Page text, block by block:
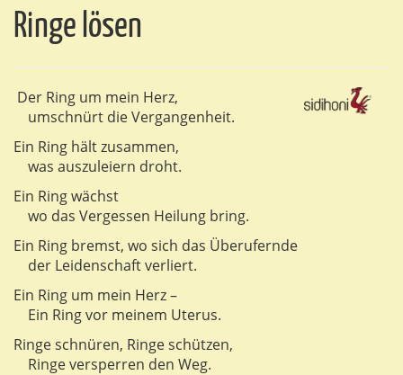
Ringe lösen
Der Ring um mein Herz,
umschnürt die Vergangenheit.
Ein Ring hält zusammen,
was auszuleiern droht.
Ein Ring wächst
wo das Vergessen Heilung bring.
Ein Ring bremst, wo sich das Überufernde
der Leidenschaft verliert.
Ein Ring um mein Herz –
Ein Ring vor meinem Uterus.
Ringe schnüren, Ringe schützen,
Ringe versperren den Weg.